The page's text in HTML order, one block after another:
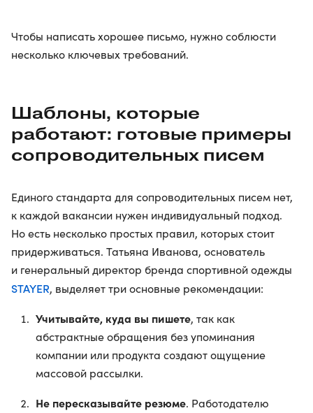
Чтобы написать хорошее письмо, нужно соблюсти
несколько ключевых требований.
Шаблоны, которые
работают: готовые примеры
сопроводительных писем
Единого стандарта для сопроводительных писем нет,
к каждой вакансии нужен индивидуальный подход.
Но есть несколько простых правил, которых стоит
придерживаться. Татьяна Иванова, основатель
и генеральный директор бренда спортивной одежды
STAYER, выделяет три основные рекомендации:
Учитывайте, куда вы пишете, так как
абстрактные обращения без упоминания
компании или продукта создают ощущение
массовой рассылки.
Не пересказывайте резюме. Работодателю